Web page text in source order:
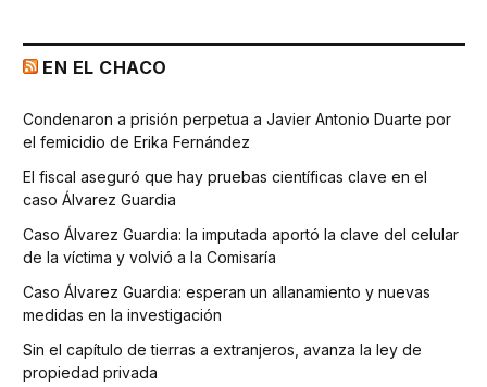
EN EL CHACO
Condenaron a prisión perpetua a Javier Antonio Duarte por
el femicidio de Erika Fernández
El fiscal aseguró que hay pruebas científicas clave en el
caso Álvarez Guardia
Caso Álvarez Guardia: la imputada aportó la clave del celular
de la víctima y volvió a la Comisaría
Caso Álvarez Guardia: esperan un allanamiento y nuevas
medidas en la investigación
Sin el capítulo de tierras a extranjeros, avanza la ley de
propiedad privada